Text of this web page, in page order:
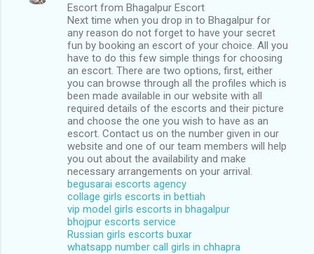
Escort from Bhagalpur Escort
Next time when you drop in to Bhagalpur for
any reason do not forget to have your secret
fun by booking an escort of your choice. All you
have to do this few simple things for choosing
an escort. There are two options, first, either
you can browse through all the profiles which is
been made available in our website with all
required details of the escorts and their picture
and choose the one you wish to have as an
escort. Contact us on the number given in our
website and one of our team members will help
you out about the availability and make
necessary arrangements on your arrival.
begusarai escorts agency
collage girls escorts in bettiah
vip model girls escorts in bhagalpur
bhojpur escorts service
Russian girls escorts buxar
whatsapp number call girls in chhapra